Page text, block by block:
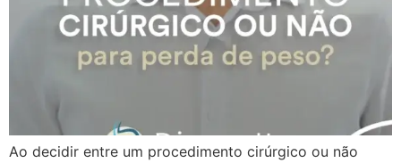
Ao decidir entre um procedimento cirúrgico ou não